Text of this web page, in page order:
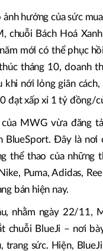
hưởng của sức
chuỗi Bách Hoá
mới có thể phục
tháng 10, doanh
khi nới lỏng giãn
đạt xấp xỉ 1 tỷ đồng/
của MWG vừa đăng
BlueSport. Đây là nơi
thể thao của những
Puma, Adidas,
bán hiện nay.
nhằm ngày 22/11,
chuỗi BlueJi – nơi
trang sức. Hiện,